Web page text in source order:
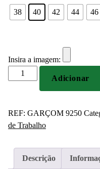
38 40 42 44 46
Insira a imagem:
Quantidade
de
Pretas
Adicionar
REF: GARÇOM 9250
de Trabalho
Descrição